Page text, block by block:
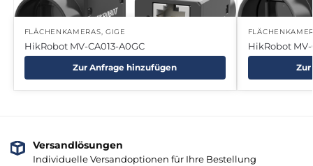
FLÄCHENKAMERAS, GIGE
HikRobot MV-CA013-A0GC
Zur Anfrage hinzufügen
HikRobot
Versandlösungen
Individuelle Versandoptionen für Ihre Bestellung